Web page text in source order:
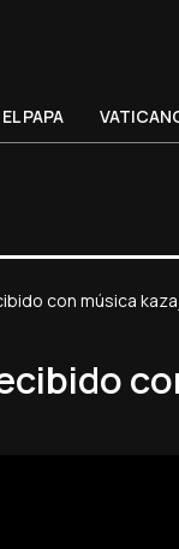
EL PAPA
con música